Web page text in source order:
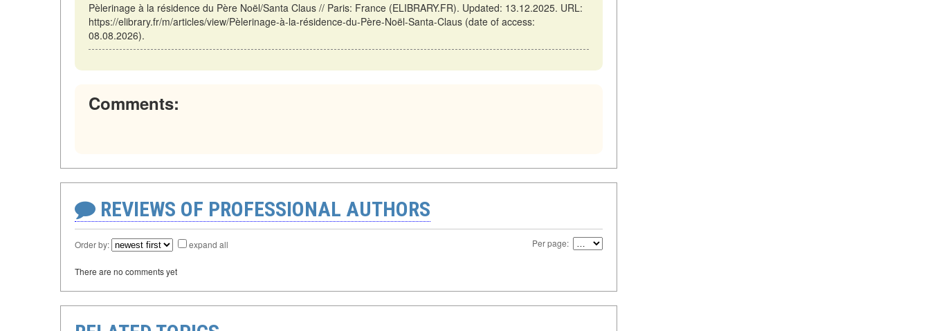
Pèlerinage à la résidence du Père Noël/Santa Claus // Paris: France (ELIBRARY.FR). Updated: 13.12.2025. URL:
https://elibrary.fr/m/articles/view/Pèlerinage-à-la-résidence-du-Père-Noël-Santa-Claus (date of access:
08.08.2026).
Comments:
REVIEWS OF PROFESSIONAL AUTHORS
Order by: expand all Per page:
There are no comments yet